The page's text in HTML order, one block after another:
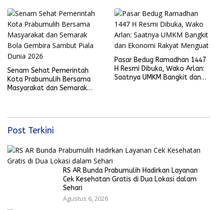
Senam Sehat Pemerintah
Kota Prabumulih Bersama
Masyarakat dan Semarak
Pasar Bedug Ramadhan 1447
H Resmi Dibuka, Wako Arlan:
Saatnya UMKM Bangkit dan
Post Terkini
RS AR Bunda Prabumulih Hadirkan Layanan
Cek Kesehatan Gratis di Dua Lokasi dalam
Sehari
Agustus 6, 2026